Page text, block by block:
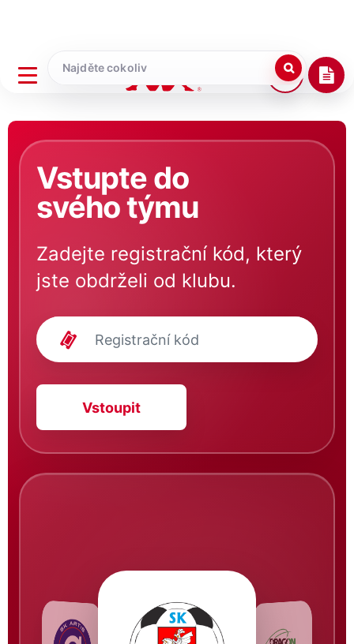
Vstupte do
svého týmu
Zadejte registrační kód, který
jste obdrželi od klubu.
Vstoupit